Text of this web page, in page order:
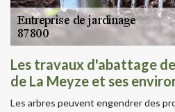
Les travaux d'abattage
de La Meyze et ses
Les arbres peuvent engendrer des